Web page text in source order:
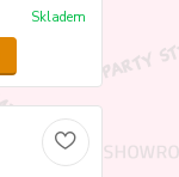
Skladem